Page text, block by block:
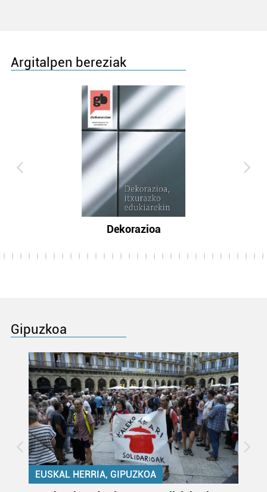
Argitalpen bereziak
Dekorazioa
Gipuzkoa
EUSKAL HERRIA, GIPUZKOA